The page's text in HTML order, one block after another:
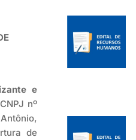
e
nº
de